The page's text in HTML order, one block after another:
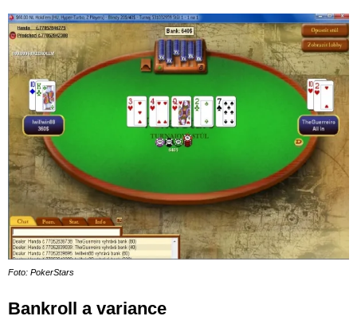
Foto: PokerStars
Bankroll a variance